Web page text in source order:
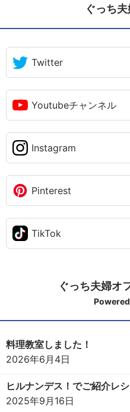
ぐっち
Twitter
Youtubeチャンネル
Instagram
Pinterest
TikTok
ぐっち夫婦オ
料理教室しました！
2026年6月4日
ヒルナンデス！でご紹介レ
2025年9月16日